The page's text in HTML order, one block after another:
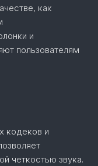
как
и
пользователям
кодеков и
четкостью звука.